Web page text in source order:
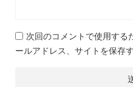
次回のコメントで使用する
ールアドレス、サイトを保存す